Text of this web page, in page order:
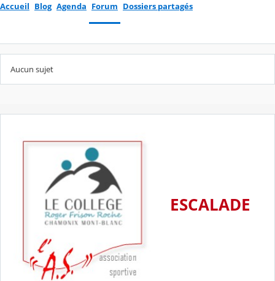
Accueil Blog Agenda Forum Dossiers partagés
Aucun sujet
ESCALADE